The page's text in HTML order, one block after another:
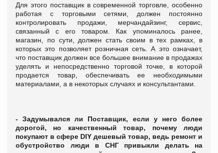
Для этого поставщик в современной торговле, особенно
работая с торговыми сетями, должен постоянно
контролировать продажи, мерчандайзинг, сервис,
связанный с его товаром. Как упоминалось ранее,
магазин, по сути, должен стать своим в тех рамках, в
которых это позволяет розничная сеть. А это означает,
что поставщик должен все большее внимание в продажах
уделять и непосредственно торговой точке, в которой
продается товар, обеспечивать ее необходимыми
материалами, а в некоторых случаях и консультантами.
- Задумывался ли Поставщик, если у него более
дорогой, но качественный товар, почему люди
покупают в сфере DIY дешевый товар, ведь ремонт и
обустройство люди в СНГ привыкли делать на